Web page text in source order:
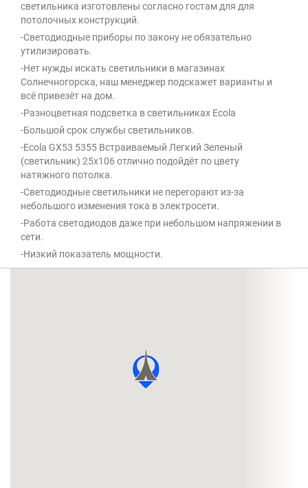
светильника изготовлены согласно гостам для для
потолочных конструкций.
-Светодиодные приборы по закону не обязательно
утилизировать.
-Нет нужды искать светильники в магазинах
Солнечногорска, наш менеджер подскажет варианты и
всё привезёт на дом.
-Разноцветная подсветка в светильниках Ecola
-Большой срок службы светильников.
-Ecola GX53 5355 Встраиваемый Легкий Зеленый
(светильник) 25x106 отлично подойдёт по цвету
натяжного потолка.
-Светодиодные светильники не перегорают из-за
небольшого изменения тока в электросети.
-Работа светодиодов даже при небольшом напряжении в
сети.
-Низкий показатель мощности.